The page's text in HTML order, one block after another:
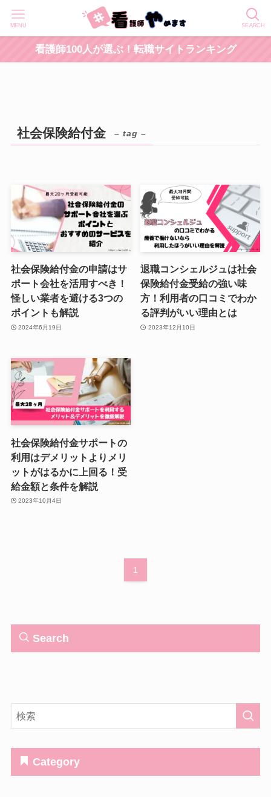
SEARCH
MENU
看護師100人が選ぶ！転職サイトランキング
社会保険給付金 – tag –
社会保険給付金の申請はサ
ポート会社を活用すべき！
怪しい業者を避ける3つの
ポイントも解説
2024年6月19日
退職コンシェルジュは社会
保険給付金受給の強い味
方！利用者の口コミでわか
る評判がいい理由とは
2023年12月10日
社会保険給付金サポートの
利用はデメリットよりメリ
ットがはるかに上回る！受
給金額と条件を解説
2023年10月4日
1
Search
Category